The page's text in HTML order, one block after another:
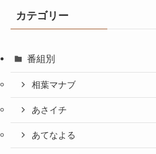
カテゴリー
番組別
相葉マナブ
あさイチ
あてなよる